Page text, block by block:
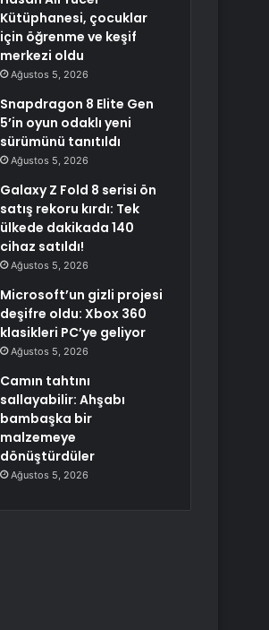
Kütüphanesi, çocuklar
için öğrenme ve keşif
merkezi oldu
Ağustos 5, 2026
Snapdragon 8 Elite Gen
5’in oyun odaklı yeni
sürümünü tanıtıldı
Ağustos 5, 2026
Galaxy Z Fold 8 serisi ön
satış rekoru kırdı: Tek
ülkede dakikada 140
cihaz satıldı!
Ağustos 5, 2026
Microsoft’un gizli projesi
deşifre oldu: Xbox 360
klasikleri PC’ye geliyor
Ağustos 5, 2026
Camın tahtını
sallayabilir: Ahşabı
bambaşka bir
malzemeye
dönüştürdüler
Ağustos 5, 2026